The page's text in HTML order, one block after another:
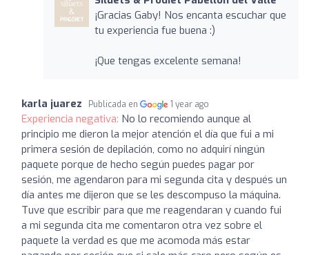
¡Gracias Gaby! Nos encanta escuchar que
tu experiencia fue buena :)
¡Que tengas excelente semana!
karla juarez Publicada en 1 year ago
Experiencia negativa: No lo recomiendo aunque al
principio me dieron la mejor atención el día que fui a mi
primera sesión de depilación, como no adquirí ningún
paquete porque de hecho según puedes pagar por
sesión, me agendaron para mi segunda cita y después un
día antes me dijeron que se les descompuso la máquina.
Tuve que escribir para que me reagendaran y cuando fui
a mi segunda cita me comentaron otra vez sobre el
paquete la verdad es que me acomoda más estar